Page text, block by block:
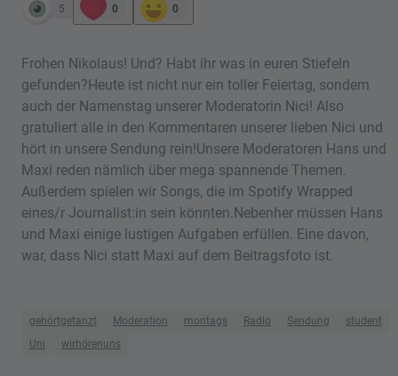
5 0 0
Frohen Nikolaus! Und? Habt ihr was in euren Stiefeln
gefunden?Heute ist nicht nur ein toller Feiertag, sondern
auch der Namenstag unserer Moderatorin Nici! Also
gratuliert alle in den Kommentaren unserer lieben Nici und
hört in unsere Sendung rein!Unsere Moderatoren Hans und
Maxi reden nämlich über mega spannende Themen.
Außerdem spielen wir Songs, die im Spotify Wrapped
eines/r Journalist:in sein könnten.Nebenher müssen Hans
und Maxi einige lustigen Aufgaben erfüllen. Eine davon,
war, dass Nici statt Maxi auf dem Beitragsfoto ist.
gehörtgetanzt Moderation montags Radio Sendung
student
Uni
wirhörenuns